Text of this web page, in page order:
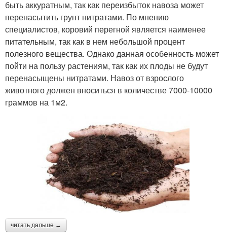
быть аккуратным, так как переизбыток навоза может
перенасытить грунт нитратами. По мнению
специалистов, коровий перегной является наименее
питательным, так как в нем небольшой процент
полезного вещества. Однако данная особенность может
пойти на пользу растениям, так как их плоды не будут
перенасыщены нитратами. Навоз от взрослого
животного должен вноситься в количестве 7000-10000
граммов на 1м2.
читать дальше →